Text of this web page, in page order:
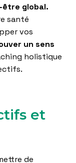
être global.
santé
vos
un sens
holistique
et
de